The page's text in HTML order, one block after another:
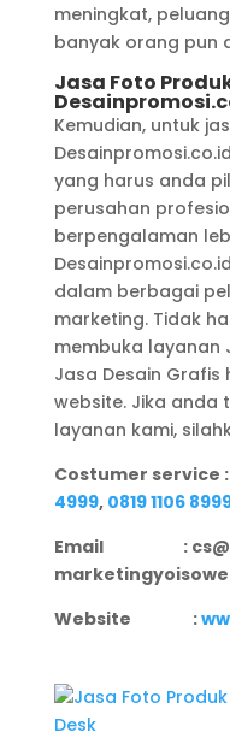
meningkat,
banyak orang pun
Jasa Foto
Kemudian, untuk
yang harus anda
perusahan
berpengalaman
dalam berbagai
marketing. Tidak
membuka layanan
Jasa Desain
website. Jika anda
layanan kami,
Costumer service :
4999, 0819 1106
Email :
Website :